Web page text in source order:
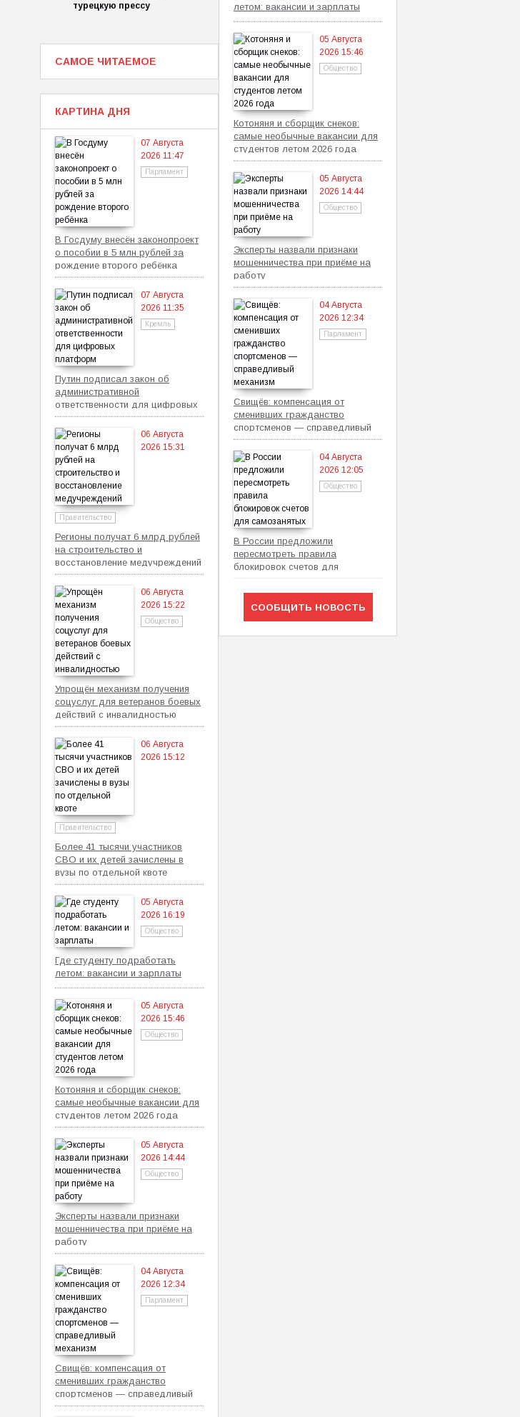
турецкую прессу
летом: вакансии и зарплаты
05 Августа
2026 15:46
Общество
Котоняня и сборщик снеков:
самые необычные вакансии для
студентов летом 2026 года
05 Августа
2026 14:44
Общество
Эксперты назвали признаки
мошенничества при приёме на
работу
04 Августа
2026 12:34
Парламент
Свищёв: компенсация от
сменивших гражданство
спортсменов — справедливый
механизм
04 Августа
2026 12:05
Общество
В России предложили
пересмотреть правила
блокировок счетов для
самозанятых
СООБЩИТЬ НОВОСТЬ
САМОЕ ЧИТАЕМОЕ
КАРТИНА ДНЯ
07 Августа
2026 11:47
Парламент
В Госдуму внесён законопроект
о пособии в 5 млн рублей за
рождение второго ребёнка
07 Августа
2026 11:35
Кремль
Путин подписал закон об
административной
ответственности для цифровых
платформ
06 Августа
2026 15:31
Правительство
Регионы получат 6 млрд рублей
на строительство и
восстановление медучреждений
06 Августа
2026 15:22
Общество
Упрощён механизм получения
соцуслуг для ветеранов боевых
действий с инвалидностью
06 Августа
2026 15:12
Правительство
Более 41 тысячи участников
СВО и их детей зачислены в
вузы по отдельной квоте
05 Августа
2026 16:19
Общество
Где студенту подработать
летом: вакансии и зарплаты
05 Августа
2026 15:46
Общество
Котоняня и сборщик снеков:
самые необычные вакансии для
студентов летом 2026 года
05 Августа
2026 14:44
Общество
Эксперты назвали признаки
мошенничества при приёме на
работу
04 Августа
2026 12:34
Парламент
Свищёв: компенсация от
сменивших гражданство
спортсменов — справедливый
механизм